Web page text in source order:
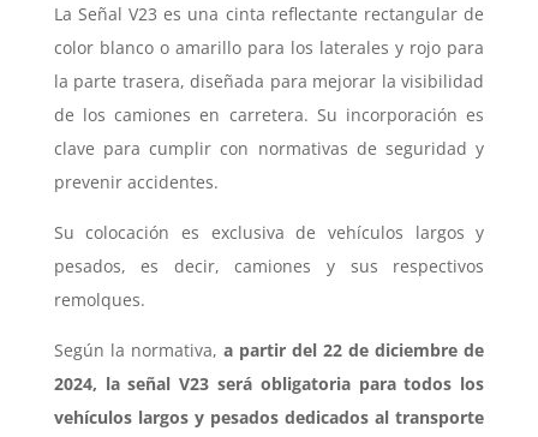
La Señal V23 es una cinta reflectante rectangular de
color blanco o amarillo para los laterales y rojo para
la parte trasera, diseñada para mejorar la visibilidad
de los camiones en carretera. Su incorporación es
clave para cumplir con normativas de seguridad y
prevenir accidentes.
Su colocación es exclusiva de vehículos largos y
pesados, es decir, camiones y sus respectivos
remolques.
Según la normativa, a partir del 22 de diciembre de
2024, la señal V23 será obligatoria para todos los
vehículos largos y pesados dedicados al transporte